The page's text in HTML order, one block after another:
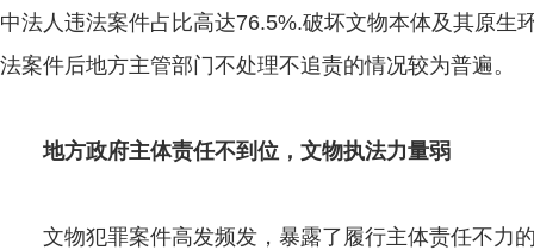
中法人违法案件占比高达76.5%.破坏文物本体及其原生
法案件后地方主管部门不处理不追责的情况较为普遍。
地方政府主体责任不到位，文物执法力量弱
文物犯罪案件高发频发，暴露了履行主体责任不力